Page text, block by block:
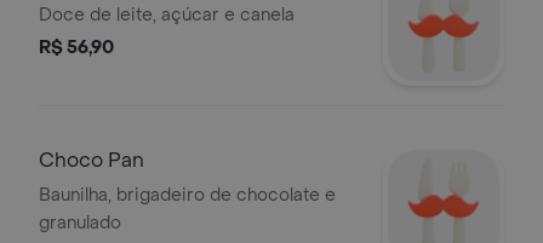
Doce de leite, açúcar e canela
R$ 56,90
Choco Pan
Baunilha, brigadeiro de chocolate e
granulado